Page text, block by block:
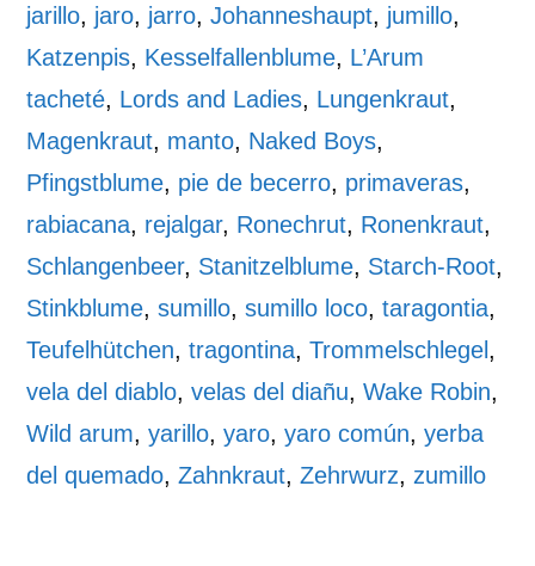
jarillo, jaro, jarro,Johanneshaupt, jumillo,
Katzenpis, Kesselfallenblume, L’Arum
tacheté, Lords and Ladies, Lungenkraut,
Magenkraut, manto, Naked Boys,
Pfingstblume, pie de becerro, primaveras,
rabiacana, rejalgar, Ronechrut, Ronenkraut,
Schlangenbeer, Stanitzelblume, Starch-Root,
Stinkblume,sumillo,sumillo loco,taragontia,
Teufelhütchen,tragontina,Trommelschlegel ,
vela del diablo,velas del diañu,Wake Robin,
Wild arum,yarillo,yaro,yaro común,yerba
del quemado,Zahnkraut,Zehrwurz, zumillo